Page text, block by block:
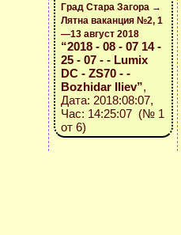
Град Стара Загора →
Лятна ваканция №2, 1
—13 август 2018
“2018 - 08 - 07 14 -
25 - 07 - - Lumix
DC - ZS70 - -
Bozhidar Iliev”,
Дата: 2018:08:07,
Час: 14:25:07 (№ 1
от 6)